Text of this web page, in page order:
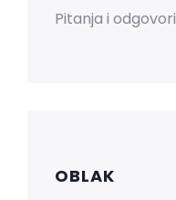
Pitanja i odgovori
OBLAK